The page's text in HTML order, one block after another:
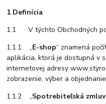
1 Definícia
1.1 V týchto Obchodných
1.1.1 „E-shop“ znamená
aplikácia, ktorá je dostupná v
internetovej adresy
zobrazenie, výber a
1.1.2 „Spotrebiteľská